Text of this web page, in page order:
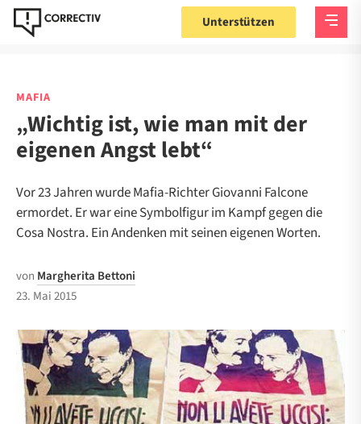
Unterstützen
MAFIA
„Wichtig ist, wie man mit der
eigenen Angst lebt“
Vor 23 Jahren wurde Mafia-Richter Giovanni Falcone
ermordet. Er war eine Symbolfigur im Kampf gegen die
Cosa Nostra. Ein Andenken mit seinen eigenen Worten.
von Margherita Bettoni
23. Mai 2015